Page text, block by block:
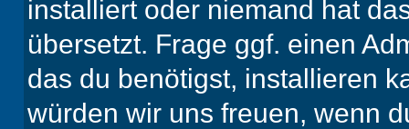
installiert oder niemand hat
übersetzt. Frage ggf. einen
das du benötigst, installieren
würden wir uns freuen, wenn